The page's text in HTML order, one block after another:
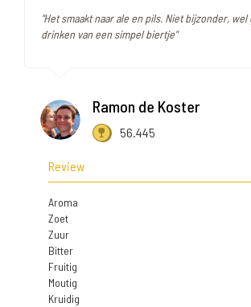
"Het smaakt naar ale en pils. Niet bijzonder,
drinken van een simpel biertje"
Ramon de Koster
56.445
Review
Aroma
Zoet
Zuur
Bitter
Fruitig
Moutig
Kruidig